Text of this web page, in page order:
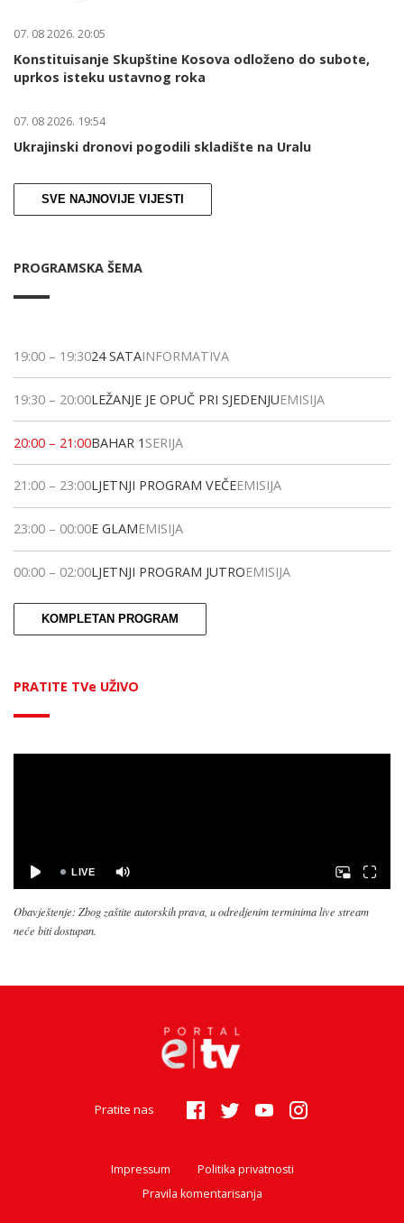
07. 08 2026. 20:05
Konstituisanje Skupštine Kosova odloženo do subote,
uprkos isteku ustavnog roka
07. 08 2026. 19:54
Ukrajinski dronovi pogodili skladište na Uralu
SVE NAJNOVIJE VIJESTI
PROGRAMSKA ŠEMA
19:00 – 19:3024 SATAINFORMATIVA
19:30 – 20:00LEŽANJE JE OPUČ PRI SJEDENJUEMISIJA
20:00 – 21:00BAHAR 1 SERIJA
21:00 – 23:00LJETNJI PROGRAM VEČEEMISIJA
23:00 – 00:00E GLAMEMISIJA
00:00 – 02:00LJETNJI PROGRAM JUTROEMISIJA
KOMPLETAN PROGRAM
PRATITE TVe UŽIVO
Obavještenje: Zbog zaštite autorskih prava, u odredjenim terminima live stream
neće biti dostupan.
Pratite nas
Impressum
Politika privatnosti
Pravila komentarisanja